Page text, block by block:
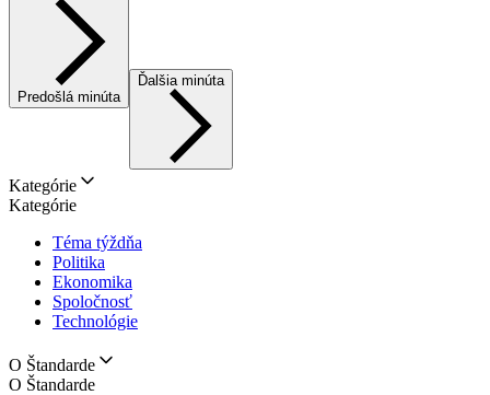
Predošlá minúta
Ďalšia minúta
Kategórie
Kategórie
Téma týždňa
Politika
Ekonomika
Spoločnosť
Technológie
O Štandarde
O Štandarde